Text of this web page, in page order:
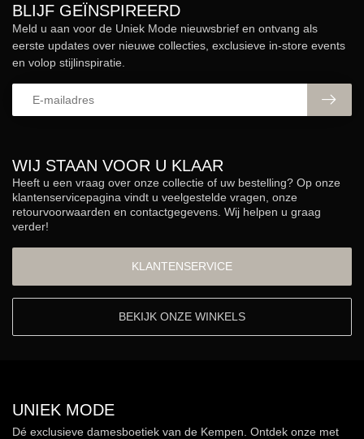
WIJ STAAN VOOR U KLAAR
Heeft u een vraag over onze collectie of uw bestelling? Op onze
klantenservicepagina vindt u veelgestelde vragen, onze
retourvoorwaarden en contactgegevens. Wij helpen u graag
verder!
KLANTENSERVICE
BEKIJK ONZE WINKELS
BLIJF GEÏNSPIREERD
Meld u aan voor de Uniek Mode nieuwsbrief en ontvang als
eerste updates over nieuwe collecties, exclusieve in-store events
en volop stijlinspiratie.
UNIEK MODE
Dé exclusieve damesboetiek van de Kempen. Ontdek onze met